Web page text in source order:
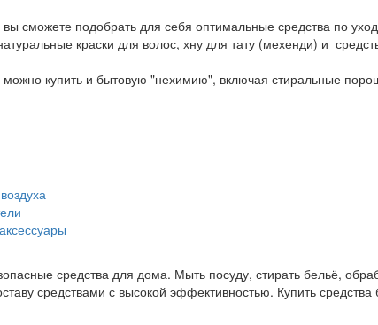
сможете подобрать для себя оптимальные средства по
краски для волос, хну для тату (мехенди) и
купить и бытовую "нехимию", включая стиральные
средства для дома. Мыть посуду, стирать бельё,
средствами с высокой эффективностью. Купить